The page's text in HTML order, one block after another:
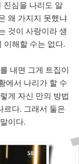
진심을 나리도 알
왜 가지지 못했냐
것이 사랑이라 생
이해할 수는 없다.
내면 그게 트집이
에서 나리가 할 수
게 자신 만의 방법
르다. 그래서 둘은
이다.